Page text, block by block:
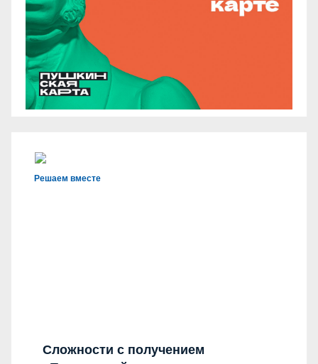
Решаем вместе
Сложности с получением